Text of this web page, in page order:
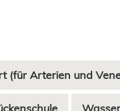
(für Arterien und